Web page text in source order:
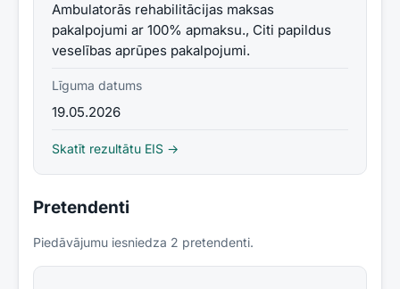
Ambulatorās rehabilitācijas maksas
pakalpojumi ar 100% apmaksu., Citi papildus
veselības aprūpes pakalpojumi.
Līguma datums
19.05.2026
Skatīt rezultātu EIS →
Pretendenti
Piedāvājumu iesniedza 2 pretendenti.